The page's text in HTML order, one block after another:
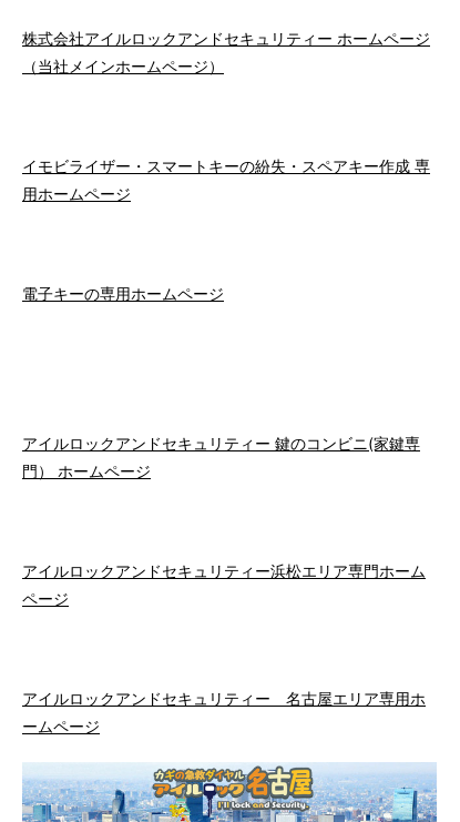
株式会社アイルロックアンドセキュリティー ホームページ
（当社メインホームページ）
イモビライザー・スマートキーの紛失・スペアキー作成 専
用ホームページ
電子キーの専用ホームページ
アイルロックアンドセキュリティー 鍵のコンビニ(家鍵専
門） ホームページ
アイルロックアンドセキュリティー浜松エリア専門ホーム
ページ
アイルロックアンドセキュリティー 名古屋エリア専用ホ
ームページ